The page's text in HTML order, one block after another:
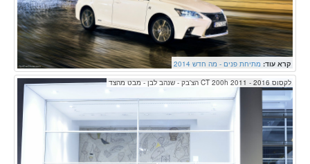
קרא עוד: מתיחת פנים - מה חדש 2014
לקסוס CT 200h 2011 - 2016 הצ'בק - שנהב לבן - מבט מהצד